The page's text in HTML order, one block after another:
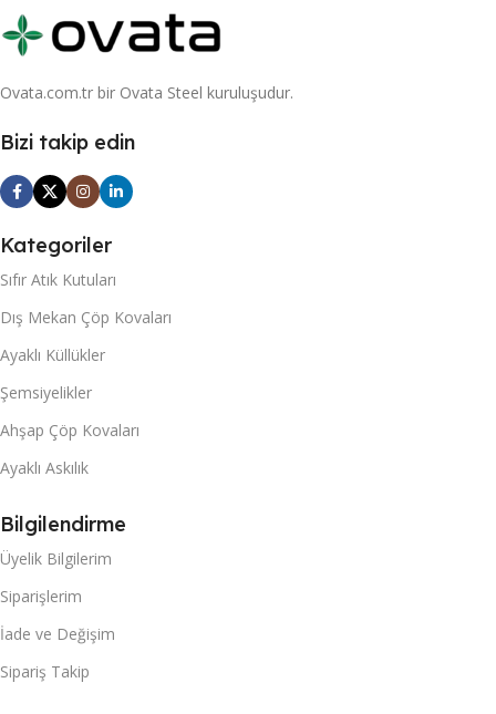
Ovata.com.tr bir Ovata Steel kuruluşudur.
Bizi takip edin
Kategoriler
Sıfır Atık Kutuları
Dış Mekan Çöp Kovaları
Ayaklı Küllükler
Şemsiyelikler
Ahşap Çöp Kovaları
Ayaklı Askılık
Bilgilendirme
Üyelik Bilgilerim
Siparişlerim
İade ve Değişim
Sipariş Takip